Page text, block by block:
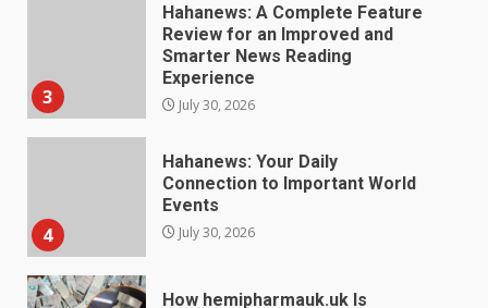
4
Hahanews: Your Daily
Connection to Important World
Events
5
How hemipharmauk.uk Is
Building Its Place in the Modern
Online World
July 29, 2026